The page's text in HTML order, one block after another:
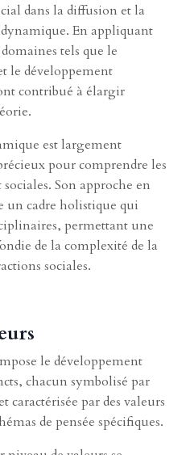
dans la diffusion et la
En appliquant
tels que le
le développement
contribué à élargir
est largement
pour comprendre les
Son approche en
un cadre holistique qui
permettant une
de la complexité de la
sociales.
le développement
chacun symbolisé par
caractérisée par des valeurs
de pensée spécifiques.